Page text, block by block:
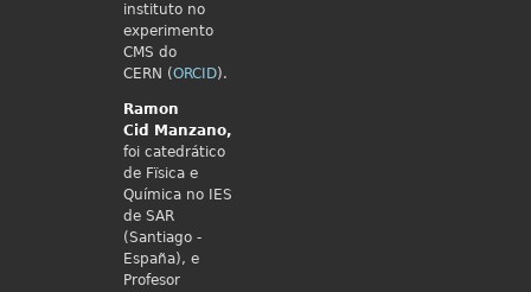
instituto no
experimento
CMS do
CERN (ORCID).
Ramon
Cid
Manzano,
foi catedrático
de Fïsica e
Química no IES
de SAR
(Santiago -
España), e
Profesor